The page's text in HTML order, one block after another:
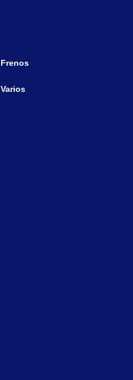
Frenos
Varios